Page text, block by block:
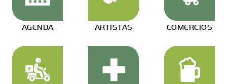
AGENDA ARTISTAS COMERCIOS